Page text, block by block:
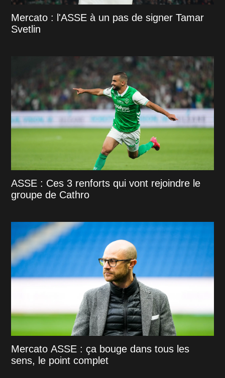
Mercato : l'ASSE à un pas de signer Tamar
Svetlin
ASSE : Ces 3 renforts qui vont rejoindre le
groupe de Cathro
Mercato ASSE : ça bouge dans tous les
sens, le point complet